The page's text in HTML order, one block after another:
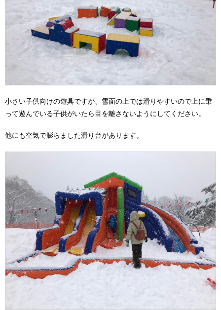
小さい子供向けの遊具ですが、雪面の上では滑りやすいので上に乗
って遊んでいる子供がいたら目を離さないようにしてください。
他にも空気で膨らました滑り台があります。